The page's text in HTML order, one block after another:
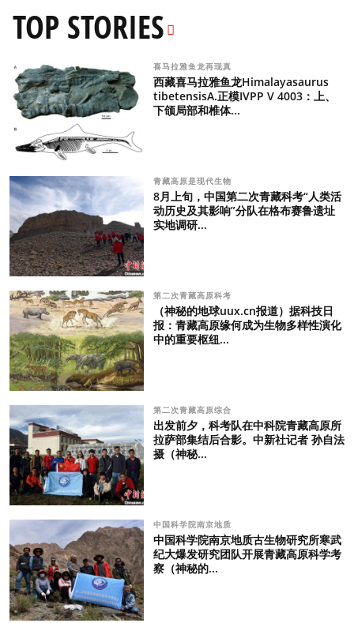
TOP STORIES
喜马拉雅鱼龙再现真
西藏喜马拉雅鱼龙Himalayasaurus
tibetensisA.正模IVPP V 4003：上、
下颌局部和椎体...
青藏高原是现代生物
8月上旬，中国第二次青藏科考“人类活
动历史及其影响”分队在格布赛鲁遗址
实地调研...
第二次青藏高原科考
（神秘的地球uux.cn报道）据科技日
报：青藏高原缘何成为生物多样性演化
中的重要枢纽...
第二次青藏高原综合
出发前夕，科考队在中科院青藏高原所
拉萨部集结后合影。中新社记者 孙自法
摄（神秘...
中国科学院南京地质
中国科学院南京地质古生物研究所寒武
纪大爆发研究团队开展青藏高原科学考
察（神秘的...